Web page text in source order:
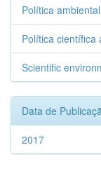
Política ambiental
Política científica
Scientific
Data de
2017